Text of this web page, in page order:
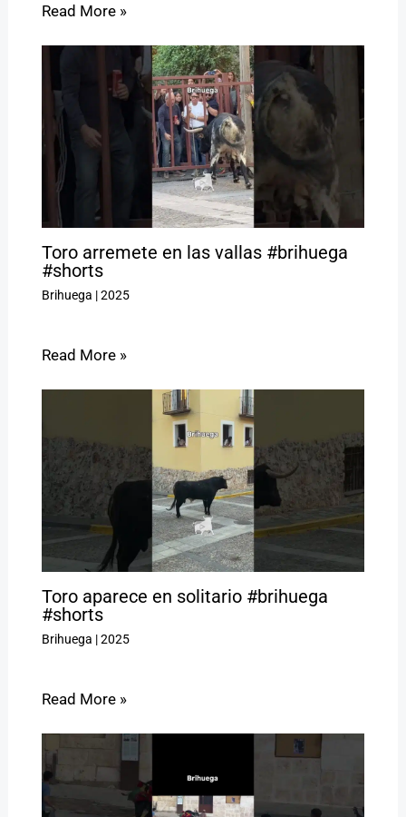
Read More »
Toro arremete en las vallas #brihuega
#shorts
Brihuega |2025
Read More »
Toro aparece en solitario #brihuega
#shorts
Brihuega |2025
Read More »